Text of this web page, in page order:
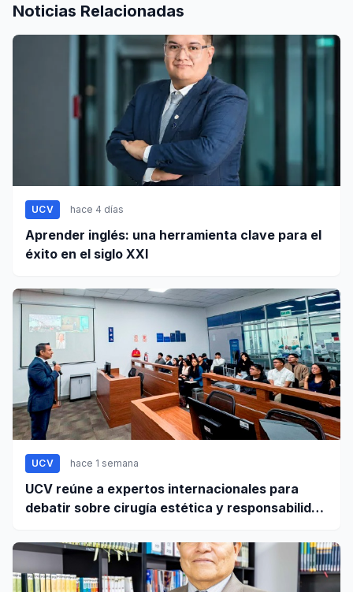
Noticias Relacionadas
UCV hace 4 días
Aprender inglés: una herramienta clave para el
éxito en el siglo XXI
UCV hace 1 semana
UCV reúne a expertos internacionales para
debatir sobre cirugía estética y responsabilidad